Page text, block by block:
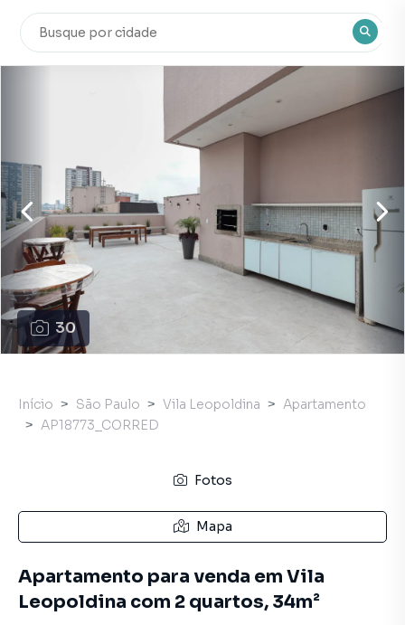
30
Início São Paulo Vila Leopoldina
Apartamento
AP18773_CORRED
Fotos
Mapa
Apartamento para venda em Vila
Leopoldina com 2 quartos, 34m²